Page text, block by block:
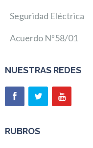
Seguridad Eléctrica
Acuerdo Nº58/01
NUESTRAS REDES
RUBROS